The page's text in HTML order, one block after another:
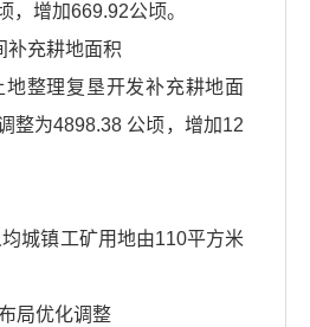
，增加669.92公顷。
补充耕地面积
地整理复垦开发补充耕地面
整为4898.38 公顷，增加12
城镇工矿用地由110平方米
局优化调整